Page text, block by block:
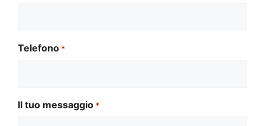
Telefono *
Il tuo messaggio *